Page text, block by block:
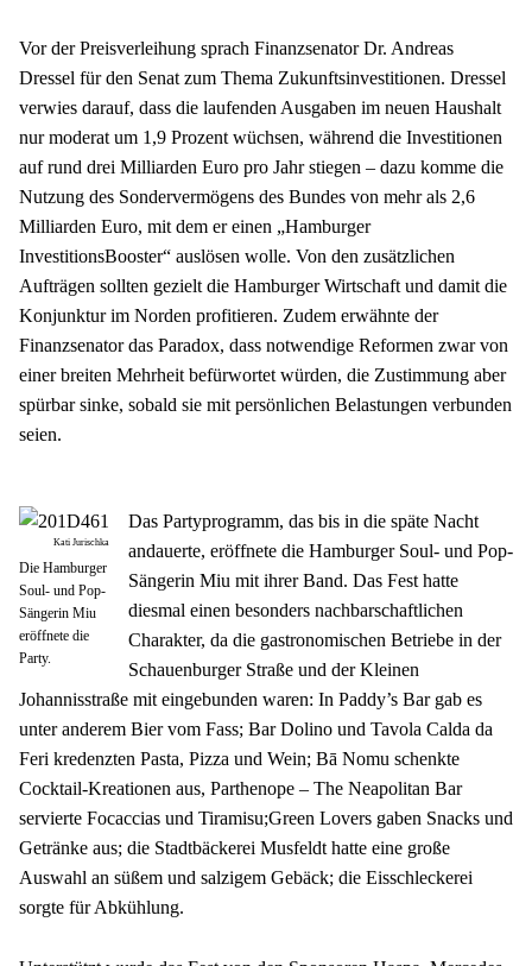
Vor der Preisverleihung sprach Finanzsenator Dr. Andreas
Dressel für den Senat zum Thema Zukunftsinvestitionen. Dressel
verwies darauf, dass die laufenden Ausgaben im neuen Haushalt
nur moderat um 1,9 Prozent wüchsen, während die Investitionen
auf rund drei Milliarden Euro pro Jahr stiegen – dazu komme die
Nutzung des Sondervermögens des Bundes von mehr als 2,6
Milliarden Euro, mit dem er einen „Hamburger
InvestitionsBooster“ auslösen wolle. Von den zusätzlichen
Aufträgen sollten gezielt die Hamburger Wirtschaft und damit die
Konjunktur im Norden profitieren. Zudem erwähnte der
Finanzsenator das Paradox, dass notwendige Reformen zwar von
einer breiten Mehrheit befürwortet würden, die Zustimmung aber
spürbar sinke, sobald sie mit persönlichen Belastungen verbunden
seien.
Kati Jurischka
Die Hamburger
Soul- und Pop-
Sängerin Miu
eröffnete die
Party.
Das Partyprogramm, das bis in die späte Nacht
andauerte, eröffnete die Hamburger Soul- und Pop-
Sängerin Miu mit ihrer Band. Das Fest hatte
diesmal einen besonders nachbarschaftlichen
Charakter, da die gastronomischen Betriebe in der
Schauenburger Straße und der Kleinen
Johannisstraße mit eingebunden waren: In Paddy’s Bar gab es
unter anderem Bier vom Fass; Bar Dolino und Tavola Calda da
Feri kredenzten Pasta, Pizza und Wein; Bā Nomu schenkte
Cocktail-Kreationen aus, Parthenope – The Neapolitan Bar
servierte Focaccias und Tiramisu;Green Lovers gaben Snacks und
Getränke aus; die Stadtbäckerei Musfeldt hatte eine große
Auswahl an süßem und salzigem Gebäck; die Eisschleckerei
sorgte für Abkühlung.